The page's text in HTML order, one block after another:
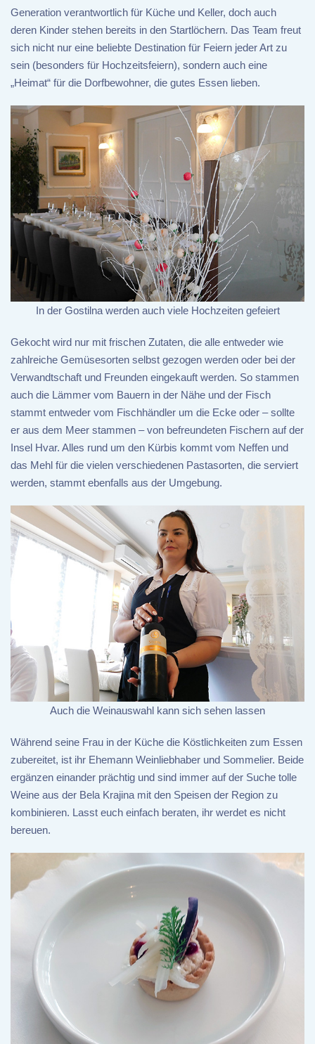
Generation verantwortlich für Küche und Keller, doch auch
deren Kinder stehen bereits in den Startlöchern. Das Team freut
sich nicht nur eine beliebte Destination für Feiern jeder Art zu
sein (besonders für Hochzeitsfeiern), sondern auch eine
„Heimat“ für die Dorfbewohner, die gutes Essen lieben.
In der Gostilna werden auch viele Hochzeiten gefeiert
Gekocht wird nur mit frischen Zutaten, die alle entweder wie
zahlreiche Gemüsesorten selbst gezogen werden oder bei der
Verwandtschaft und Freunden eingekauft werden. So stammen
auch die Lämmer vom Bauern in der Nähe und der Fisch
stammt entweder vom Fischhändler um die Ecke oder – sollte
er aus dem Meer stammen – von befreundeten Fischern auf der
Insel Hvar. Alles rund um den Kürbis kommt vom Neffen und
das Mehl für die vielen verschiedenen Pastasorten, die serviert
werden, stammt ebenfalls aus der Umgebung.
Auch die Weinauswahl kann sich sehen lassen
Während seine Frau in der Küche die Köstlichkeiten zum Essen
zubereitet, ist ihr Ehemann Weinliebhaber und Sommelier. Beide
ergänzen einander prächtig und sind immer auf der Suche tolle
Weine aus der Bela Krajina mit den Speisen der Region zu
kombinieren. Lasst euch einfach beraten, ihr werdet es nicht
bereuen.